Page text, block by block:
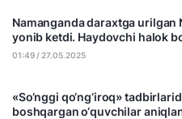
Namanganda daraxtga urilgan
yonib ketdi. Haydovchi halok
01:49 / 27.05.2025
«So‘nggi qo‘ng‘iroq»
boshqargan o‘quvchilar